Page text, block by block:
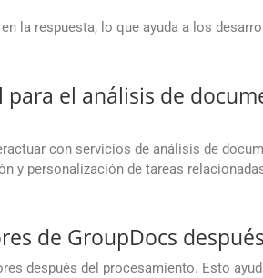
la respuesta, lo que ayuda a los
para el análisis de
con servicios de análisis de
y personalización de tareas
de GroupDocs
después del procesamiento. Esto